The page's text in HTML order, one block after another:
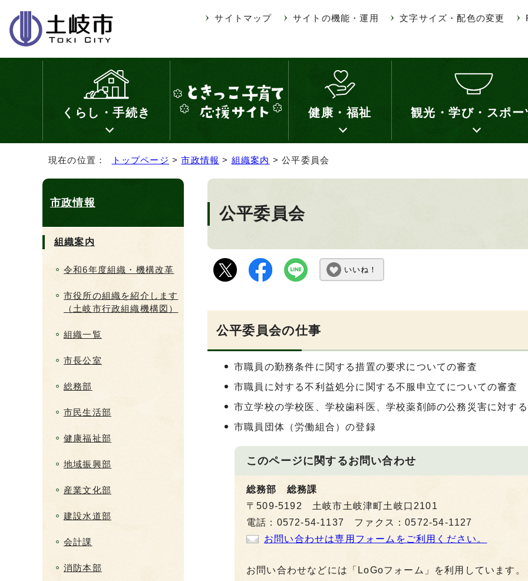
サイトマップ サイトの機能・運用 文字サイズ・配色の変更
くらし・手続き 健康・福祉 観光・学び・スポー
現在の位置： トップページ >市政情報 > 組織案内 > 公平委員会
公平委員会
いいね！
公平委員会の仕事
市職員の勤務条件に関する措置の要求についての審査
市職員に対する不利益処分に関する不服申立てについての審査
市立学校の学校医、学校歯科医、学校薬剤師の公務災害に対す
市職員団体（労働組合）の登録
このページに関するお問い合わせ
総務部 総務課
〒509-5192 土岐市土岐津町土岐口2101
電話：0572-54-1137 ファクス：0572-54-1127
お問い合わせは専用フォームをご利用ください。
お問い合わせなどには「LoGoフォーム」を利用しています。
市政情報
組織案内
令和6年度組織・機構改革
市役所の組織を紹介します
（土岐市行政組織機構図）
組織一覧
市長公室
総務部
市民生活部
健康福祉部
地域振興部
産業文化部
建設水道部
会計課
消防本部